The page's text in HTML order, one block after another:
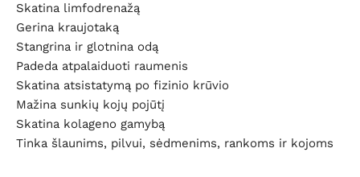
Skatina limfodrenažą
Gerina kraujotaką
Stangrina ir glotnina odą
Padeda atpalaiduoti raumenis
Skatina atsistatymą po fizinio krūvio
Mažina sunkių kojų pojūtį
Skatina kolageno gamybą
Tinka šlaunims, pilvui, sėdmenims, rankoms ir kojoms